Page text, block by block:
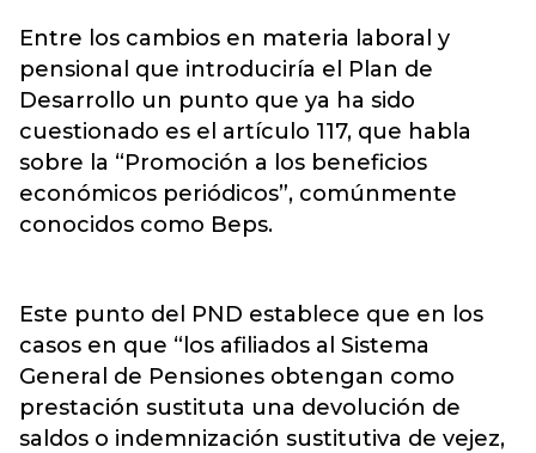
Entre los cambios en materia laboral y
pensional que introduciría el Plan de
Desarrollo un punto que ya ha sido
cuestionado es el artículo 117, que habla
sobre la “Promoción a los beneficios
económicos periódicos”, comúnmente
conocidos como Beps.
Este punto del PND establece que en los
casos en que “los afiliados al Sistema
General de Pensiones obtengan como
prestación sustituta una devolución de
saldos o indemnización sustitutiva de vejez,